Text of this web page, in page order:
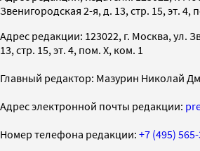
Звенигородская 2-я, д. 13, стр. 15, эт. 4,
Адрес редакции: 123022, г. Москва, ул.
13, стр. 15, эт. 4, пом. X, ком. 1
Главный редактор: Мазурин Николай
Адрес электронной почты редакции:
Номер телефона редакции: +7 (495)